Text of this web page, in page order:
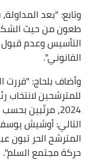
وتابع: "بعد
طعون من حيث
التأسيس وعدم
القانوني".
وأضاف بلحاج: "قررت
للمترشحين لانتخاب
2024، مرتّبين
التالي: أوشيش
المترشح الحر تبون
حركة مجتمع السلم".